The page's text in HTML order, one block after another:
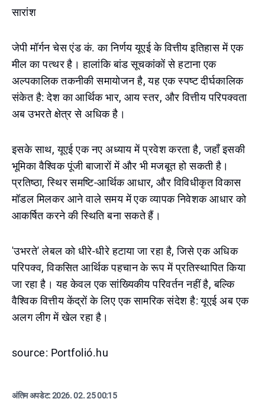
सारांश
जेपी मॉर्गन चेस एंड कं. का निर्णय यूएई के वित्तीय इतिहास में एक
मील का पत्थर है। हालांकि बांड सूचकांकों से हटाना एक
अल्पकालिक तकनीकी समायोजन है, यह एक स्पष्ट दीर्घकालिक
संकेत है: देश का आर्थिक भार, आय स्तर, और वित्तीय परिपक्वता
अब उभरते क्षेत्र से अधिक है।
इसके साथ, यूएई एक नए अध्याय में प्रवेश करता है, जहाँ इसकी
भूमिका वैश्विक पूंजी बाजारों में और भी मजबूत हो सकती है।
प्रतिष्ठा, स्थिर समष्टि-आर्थिक आधार, और विविधीकृत विकास
मॉडल मिलकर आने वाले समय में एक व्यापक निवेशक आधार को
आकर्षित करने की स्थिति बना सकते हैं।
'उभरते' लेबल को धीरे-धीरे हटाया जा रहा है, जिसे एक अधिक
परिपक्व, विकसित आर्थिक पहचान के रूप में प्रतिस्थापित किया
जा रहा है। यह केवल एक सांख्यिकीय परिवर्तन नहीं है, बल्कि
वैश्विक वित्तीय केंद्रों के लिए एक सामरिक संदेश है: यूएई अब एक
अलग लीग में खेल रहा है।
source: Portfolió.hu
अंतिम अपडेट:2026. 02. 25 00:15